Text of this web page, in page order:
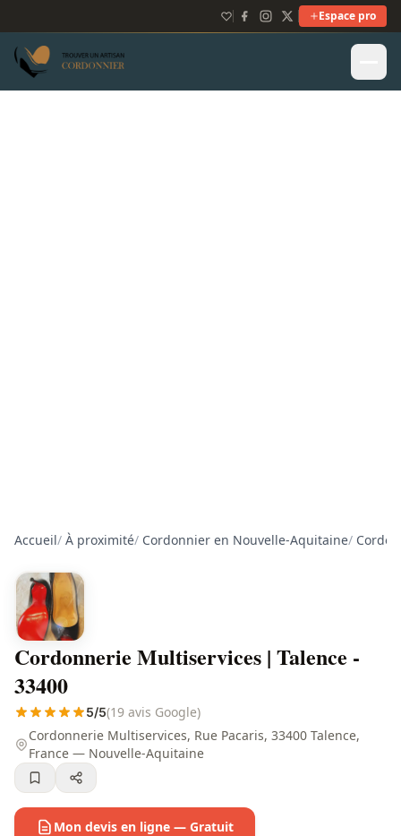
Espace pro
Accueil/ À proximité/ Cordonnier en Nouvelle-Aquitaine/
Cordonnerie Multiservices | Talence -
33400
5/5(19 avis Google)
Cordonnerie Multiservices, Rue Pacaris, 33400 Talence,
France — Nouvelle-Aquitaine
Mon devis en ligne — Gratuit